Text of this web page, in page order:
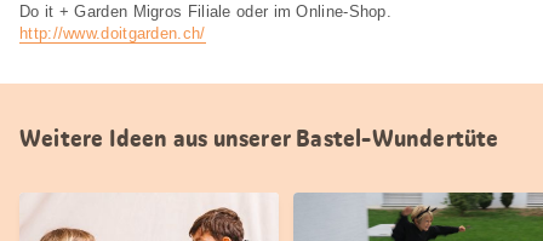
Do it + Garden Migros Filiale oder im Online-Shop.
http://www.doitgarden.ch/
Weitere Ideen aus unserer Bastel-Wundertüte